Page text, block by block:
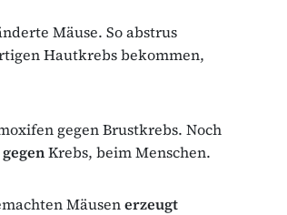
Mäuse. So abstrus
Hautkrebs bekommen,
gegen Brustkrebs. Noch
gegenKrebs, beim Menschen.
Mäusenerzeugt